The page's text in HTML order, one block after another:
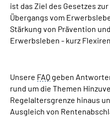
Über uns & Presse
Suche
Language
ist das Ziel des Gesetzes
Übergangs vom
Stärkung von Prävention
Erwerbsleben - kurz
Unsere FAQ geben
rund um die Themen
Regelaltersgrenze hinaus
Ausgleich von